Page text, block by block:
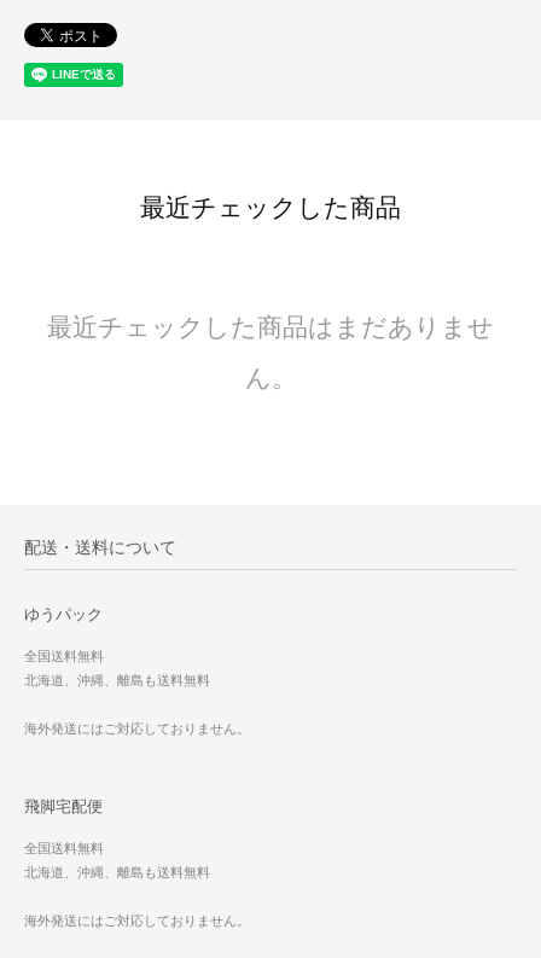
最近チェックした商品
最近チェックした商品はまだありませ
ん。
配送・送料について
ゆうパック
全国送料無料
北海道、沖縄、離島も送料無料
海外発送にはご対応しておりません。
飛脚宅配便
全国送料無料
北海道、沖縄、離島も送料無料
海外発送にはご対応しておりません。